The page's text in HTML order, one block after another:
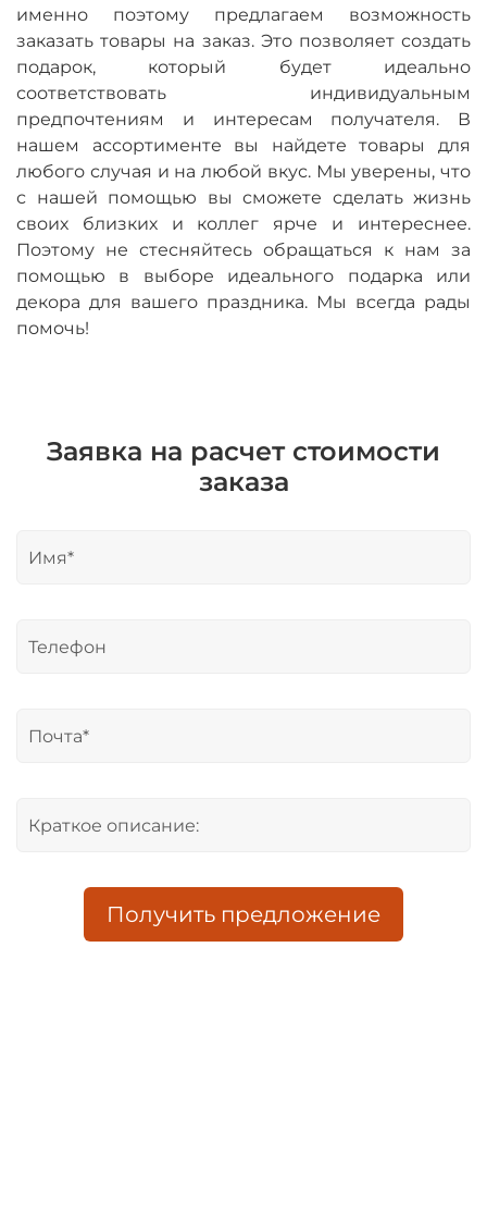
именно поэтому предлагаем возможность
заказать товары на заказ. Это позволяет создать
подарок, который будет идеально
соответствовать индивидуальным
предпочтениям и интересам получателя. В
нашем ассортименте вы найдете товары для
любого случая и на любой вкус. Мы уверены, что
с нашей помощью вы сможете сделать жизнь
своих близких и коллег ярче и интереснее.
Поэтому не стесняйтесь обращаться к нам за
помощью в выборе идеального подарка или
декора для вашего праздника. Мы всегда рады
помочь!
Заявка на расчет стоимости
заказа
Получить предложение